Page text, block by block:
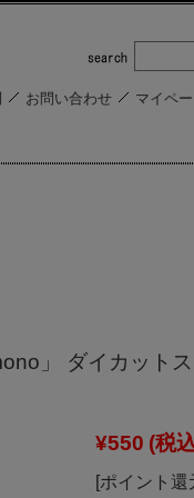
お問い合わせ マイペ
」 ダイカット
¥550 (税
[ポイント還